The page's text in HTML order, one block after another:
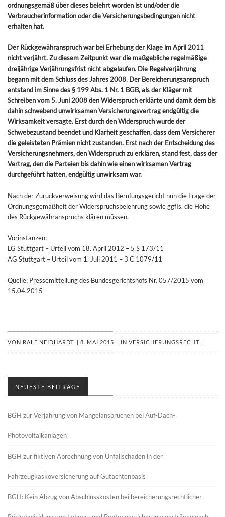
ordnungsgemäß über dieses belehrt worden ist und/oder die
Verbraucherinformation oder die Versicherungsbedingungen nicht
erhalten hat.
Der Rückgewähranspruch war bei Erhebung der Klage im April 2011
nicht verjährt. Zu diesem Zeitpunkt war die maßgebliche regelmäßige
dreijährige Verjährungsfrist nicht abgelaufen. Die Regelverjährung
begann mit dem Schluss des Jahres 2008. Der Bereicherungsanspruch
entstand im Sinne des § 199 Abs. 1 Nr. 1 BGB, als der Kläger mit
Schreiben vom 5. Juni 2008 den Widerspruch erklärte und damit dem bis
dahin schwebend unwirksamen Versicherungsvertrag endgültig die
Wirksamkeit versagte. Erst durch den Widerspruch wurde der
Schwebezustand beendet und Klarheit geschaffen, dass dem Versicherer
die geleisteten Prämien nicht zustanden. Erst nach der Entscheidung des
Versicherungsnehmers, den Widerspruch zu erklären, stand fest, dass der
Vertrag, den die Parteien bis dahin wie einen wirksamen Vertrag
durchgeführt hatten, endgültig unwirksam war.
Nach der Zurückverweisung wird das Berufungsgericht nun die Frage der
Ordnungsgemäßheit der Widerspruchsbelehrung sowie ggfls. die Höhe
des Rückgewähranspruchs klären müssen.
Vorinstanzen:
LG Stuttgart – Urteil vom 18. April 2012 – 5 S 173/11
AG Stuttgart – Urteil vom 1. Juli 2011 – 3 C 1079/11
Quelle: Pressemitteilung des Bundesgerichtshofs Nr. 057/2015 vom
15.04.2015
VON RALF NEIDHARDT 8. MAI 2015 IN VERSICHERUNGSRECHT
NEUESTE BEITRÄGE
BGH zur Verjährung von Mängelansprüchen bei Auf-Dach-
Photovoltaikanlagen
BGH zur fiktiven Abrechnung von Unfallschäden in der
Fahrzeugkaskoversicherung auf Gutachtenbasis
BGH: Kein Abzug von Abschlusskosten bei bereicherungsrechtlicher